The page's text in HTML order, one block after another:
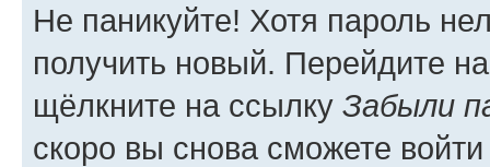
Не паникуйте! Хотя пароль
получить новый. Перейдите
щёлкните на ссылку Забыли
скоро вы снова сможете